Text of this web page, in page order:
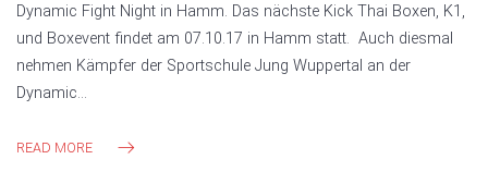
Dynamic Fight Night in Hamm. Das nächste Kick Thai Boxen, K1,
und Boxevent findet am 07.10.17 in Hamm statt. Auch diesmal
nehmen Kämpfer der Sportschule Jung Wuppertal an der
Dynamic…
READ MORE